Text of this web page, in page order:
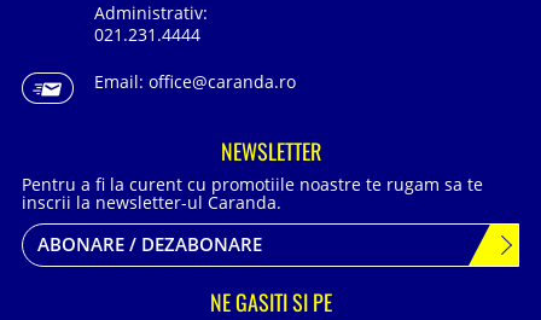
Administrativ:
021.231.4444
Email: office@caranda.ro
NEWSLETTER
Pentru a fi la curent cu promotiile noastre te rugam sa te
inscrii la newsletter-ul Caranda.
ABONARE / DEZABONARE
NE GASITI SI PE